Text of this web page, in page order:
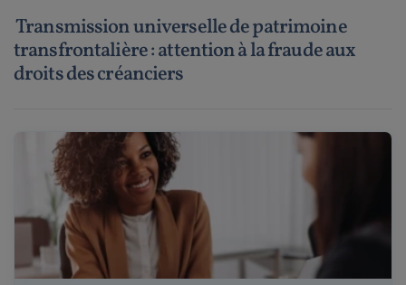
Transmission universelle de patrimoine
transfrontalière : attention à la fraude aux
droits des créanciers